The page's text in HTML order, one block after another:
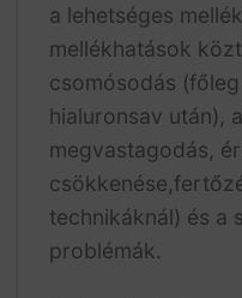
a lehetséges
mellékhatások
csomósodás
hialuronsav után),
megvastagodás,
technikáknál) és a
problémák.